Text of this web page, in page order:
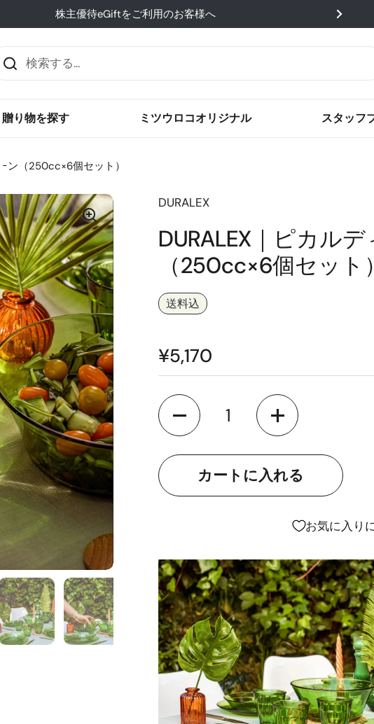
株主優待eGiftをご利用のお客様へ
贈り物を探す ミツウロコオリジナル スタッフ
ン（250cc×6個セット）
DURALEX
DURALEX｜ピカル
（250cc×6個セット）
送料込
¥5,170
数量
お気に入り